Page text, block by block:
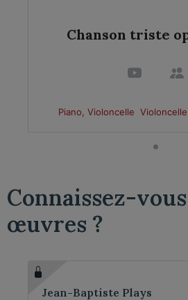
Chanson triste
Piano, Violoncelle
Connaissez-
œuvres ?
Jean-Baptiste Plays